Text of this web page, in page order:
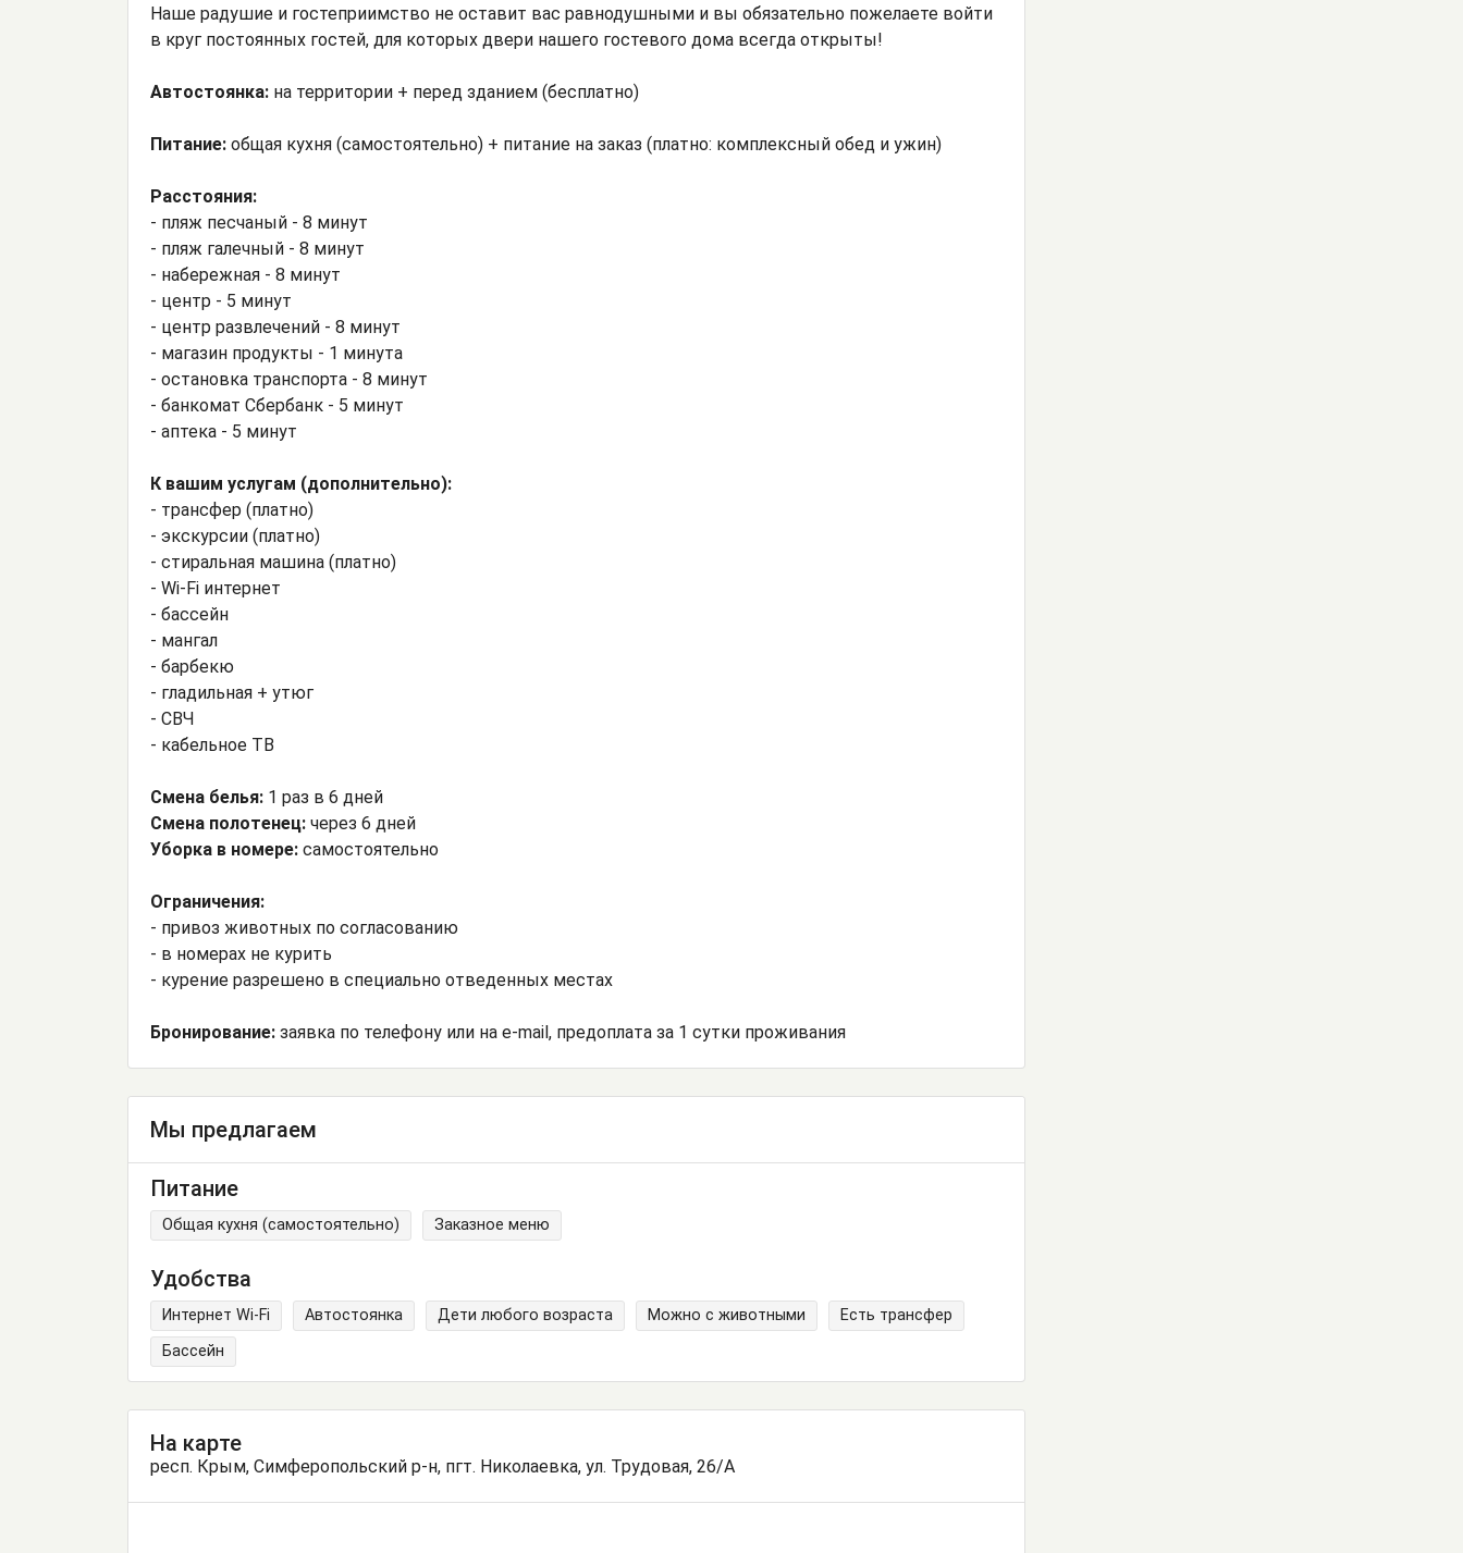
Наше радушие и гостеприимство не оставит вас равнодушными и вы обязательно пожелаете войти
в круг постоянных гостей, для которых двери нашего гостевого дома всегда открыты!
Автостоянка: на территории + перед зданием (бесплатно)
Питание: общая кухня (самостоятельно) + питание на заказ (платно: комплексный обед и ужин)
Расстояния:
- пляж песчаный - 8 минут
- пляж галечный - 8 минут
- набережная - 8 минут
- центр - 5 минут
- центр развлечений - 8 минут
- магазин продукты - 1 минута
- остановка транспорта - 8 минут
- банкомат Сбербанк - 5 минут
- аптека - 5 минут
К вашим услугам (дополнительно):
- трансфер (платно)
- экскурсии (платно)
- стиральная машина (платно)
- Wi-Fi интернет
- бассейн
- мангал
- барбекю
- гладильная + утюг
- СВЧ
- кабельное ТВ
Смена белья: 1 раз в 6 дней
Смена полотенец: через 6 дней
Уборка в номере: самостоятельно
Ограничения:
- привоз животных по согласованию
- в номерах не курить
- курение разрешено в специально отведенных местах
Бронирование: заявка по телефону или на e-mail, предоплата за 1 сутки проживания
Мы предлагаем
Питание
Общая кухня (самостоятельно) Заказное меню
Удобства
Интернет Wi-Fi Автостоянка Дети любого возраста Можно с животными
Есть трансфер
Бассейн
На карте
респ. Крым, Симферопольский р-н, пгт. Николаевка, ул. Трудовая, 26/А